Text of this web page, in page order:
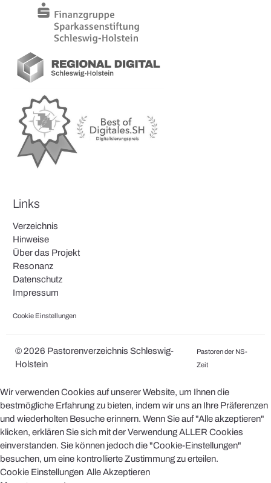
Links
Verzeichnis
Hinweise
Über das Projekt
Resonanz
Datenschutz
Impressum
Cookie Einstellungen
© 2026 Pastorenverzeichnis Schleswig-
Holstein
Pastoren der NS-
Zeit
Wir verwenden Cookies auf unserer Website, um Ihnen die
bestmögliche Erfahrung zu bieten, indem wir uns an Ihre Präferenzen
und wiederholten Besuche erinnern. Wenn Sie auf "Alle akzeptieren"
klicken, erklären Sie sich mit der Verwendung ALLER Cookies
einverstanden. Sie können jedoch die "Cookie-Einstellungen"
besuchen, um eine kontrollierte Zustimmung zu erteilen.
Cookie Einstellungen Alle Akzeptieren